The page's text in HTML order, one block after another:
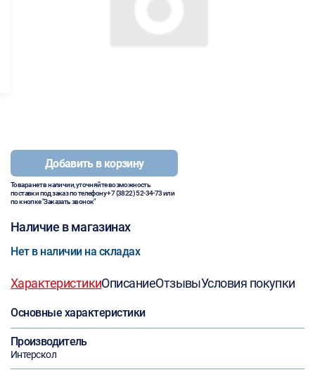
Добавить в корзину
Товара нет в наличии, уточняйте возможность
поставки под заказ по телефону+7 (3822) 52-34-73или
по кнопке "Заказать звонок"
Наличие в магазинах
Нет в наличии на складах
ХарактеристикиОписаниеОтзывыУсловия покупки
Основные характеристики
Производитель
Интерскол